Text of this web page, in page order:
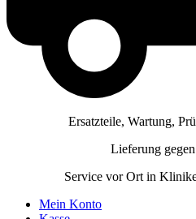
Ersatzteile, Wartung,
Lieferung
Service vor Ort in
Mein Konto